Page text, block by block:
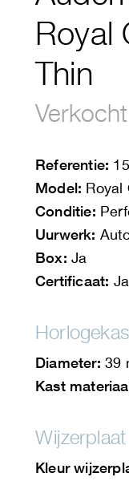
Royal
Thin
Verkocht
Referentie:
Model: Royal
Conditie:
Uurwerk:
Box: Ja
Certificaat: Ja
Diameter: 39
Kast
Wijzerplaat
Kleur